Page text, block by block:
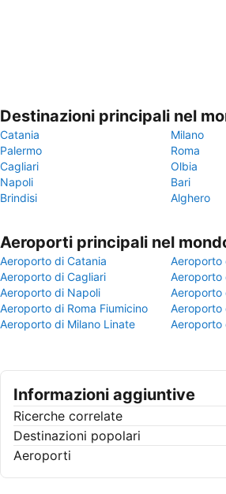
Destinazioni principali nel
Catania
Milano
Palermo
Roma
Cagliari
Olbia
Napoli
Bari
Brindisi
Alghero
Aeroporti principali nel
Aeroporto di Catania
Aeroporto
Aeroporto di Cagliari
Aeroporto
Aeroporto di Napoli
Aeroporto
Aeroporto di Roma Fiumicino
Aeroporto
Aeroporto di Milano Linate
Aeroporto
Informazioni aggiuntive
Ricerche correlate
Destinazioni popolari
Aeroporti